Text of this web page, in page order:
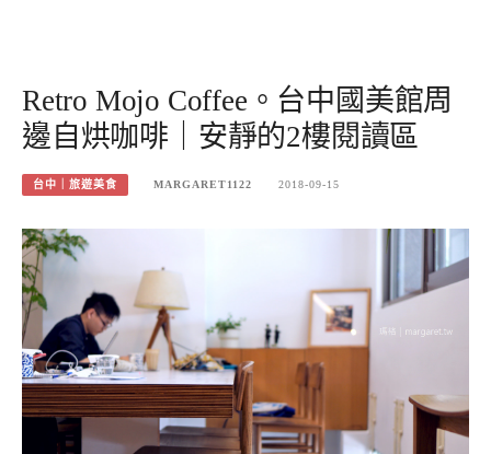
Retro Mojo Coffee。台中國美館周
邊自烘咖啡｜安靜的2樓閱讀區
台中｜旅遊美食 MARGARET1122 2018-09-15